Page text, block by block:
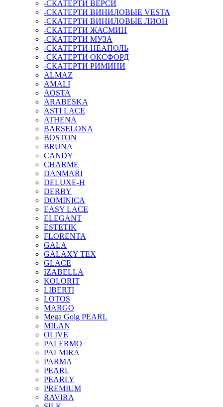
-СКАТЕРТИ ВЕРСИ
-СКАТЕРТИ ВИНИЛОВЫЕ VESTA
-СКАТЕРТИ ВИНИЛОВЫЕ ЛИОН
-СКАТЕРТИ ЖАСМИН
-СКАТЕРТИ МУЗА
-СКАТЕРТИ НЕАПОЛЬ
-СКАТЕРТИ ОКСФОРД
-СКАТЕРТИ РИМИНИ
ALMAZ
AMALI
AOSTA
ARABESKA
ASTI LACE
ATHENA
BARSELONA
BOSTON
BRUNA
CANDY
CHARME
DANMARI
DELUXE-H
DERBY
DOMINICA
EASY LACE
ELEGANT
ESTETIK
FLORENTA
GALA
GALAXY TEX
GLACE
IZABELLA
KOLORIT
LIBERTI
LOTOS
MARGO
Mega Golg PEARL
MILAN
OLIVE
PALERMO
PALMIRA
PARMA
PEARL
PEARLY
PREMIUM
RAVIRA